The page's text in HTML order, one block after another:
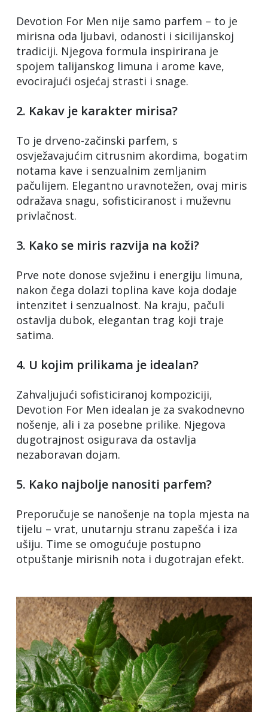
Devotion For Men nije samo parfem – to je
mirisna oda ljubavi, odanosti i sicilijanskoj
tradiciji. Njegova formula inspirirana je
spojem talijanskog limuna i arome kave,
evocirajući osjećaj strasti i snage.
2. Kakav je karakter mirisa?
To je drveno-začinski parfem, s
osvježavajućim citrusnim akordima, bogatim
notama kave i senzualnim zemljanim
pačulijem. Elegantno uravnotežen, ovaj miris
odražava snagu, sofisticiranost i muževnu
privlačnost.
3. Kako se miris razvija na koži?
Prve note donose svježinu i energiju limuna,
nakon čega dolazi toplina kave koja dodaje
intenzitet i senzualnost. Na kraju, pačuli
ostavlja dubok, elegantan trag koji traje
satima.
4. U kojim prilikama je idealan?
Zahvaljujući sofisticiranoj kompoziciji,
Devotion For Men idealan je za svakodnevno
nošenje, ali i za posebne prilike. Njegova
dugotrajnost osigurava da ostavlja
nezaboravan dojam.
5. Kako najbolje nanositi parfem?
Preporučuje se nanošenje na topla mjesta na
tijelu – vrat, unutarnju stranu zapešća i iza
ušiju. Time se omogućuje postupno
otpuštanje mirisnih nota i dugotrajan efekt.